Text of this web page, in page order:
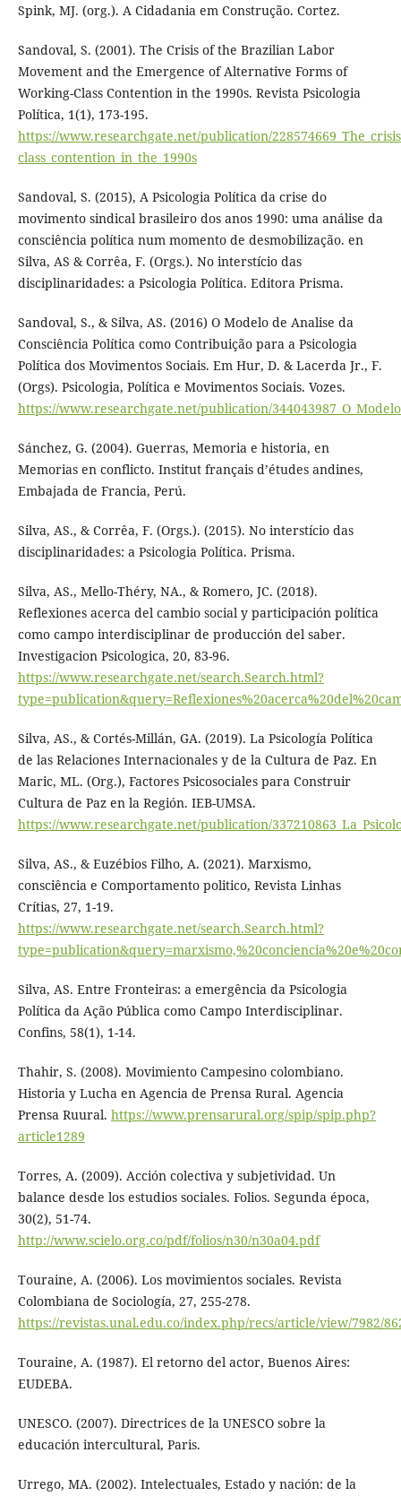
Spink, MJ. (org.). A Cidadania em Construção. Cortez.
Sandoval, S. (2001). The Crisis of the Brazilian Labor
Movement and the Emergence of Alternative Forms of
Working-Class Contention in the 1990s. Revista Psicologia
Política, 1(1), 173-195.
https://www.researchgate.net/publication/
class_contention_in_the_1990s
Sandoval, S. (2015), A Psicologia Política da crise do
movimento sindical brasileiro dos anos 1990: uma análise da
consciência política num momento de desmobilização. en
Silva, AS & Corrêa, F. (Orgs.). No interstício das
disciplinaridades: a Psicologia Política. Editora Prisma.
Sandoval, S., & Silva, AS. (2016) O Modelo de Analise da
Consciência Política como Contribuição para a Psicologia
Política dos Movimentos Sociais. Em Hur, D. & Lacerda Jr., F.
(Orgs). Psicologia, Política e Movimentos Sociais. Vozes.
https://www.researchgate.net/publication/
Sánchez, G. (2004). Guerras, Memoria e historia, en
Memorias en conflicto. Institut français d’études andines,
Embajada de Francia, Perú.
Silva, AS., & Corrêa, F. (Orgs.). (2015). No interstício das
disciplinaridades: a Psicologia Política. Prisma.
Silva, AS., Mello-Théry, NA., & Romero, JC. (2018).
Reflexiones acerca del cambio social y participación política
como campo interdisciplinar de producción del saber.
Investigacion Psicologica, 20, 83-96.
https://www.researchgate.net/search.Search.html?
Silva, AS., & Cortés-Millán, GA. (2019). La Psicología Política
de las Relaciones Internacionales y de la Cultura de Paz. En
Maric, ML. (Org.), Factores Psicosociales para Construir
Cultura de Paz en la Región. IEB-UMSA.
https://www.researchgate.net/publication/
Silva, AS., & Euzébios Filho, A. (2021). Marxismo,
consciência e Comportamento politico, Revista Linhas
Crítias, 27, 1-19.
https://www.researchgate.net/search.Search.html?
Silva, AS. Entre Fronteiras: a emergência da Psicologia
Política da Ação Pública como Campo Interdisciplinar.
Confins, 58(1), 1-14.
Thahir, S. (2008). Movimiento Campesino colombiano.
Historia y Lucha en Agencia de Prensa Rural. Agencia
Prensa Ruural. https://www.prensarural.org/spip/spip.php?
article1289
Torres, A. (2009). Acción colectiva y subjetividad. Un
balance desde los estudios sociales. Folios. Segunda época,
30(2), 51-74.
http://www.scielo.org.co/pdf/folios/n30/n30a04.pdf
Touraine, A. (2006). Los movimientos sociales. Revista
Colombiana de Sociología, 27, 255-278.
https://revistas.unal.edu.co/index.php/recs/article/view/7982/
Touraine, A. (1987). El retorno del actor, Buenos Aires:
EUDEBA.
UNESCO. (2007). Directrices de la UNESCO sobre la
educación intercultural, Paris.
Urrego, MA. (2002). Intelectuales, Estado y nación: de la